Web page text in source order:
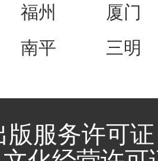
福州
厦门
南平 三明
版服务许可